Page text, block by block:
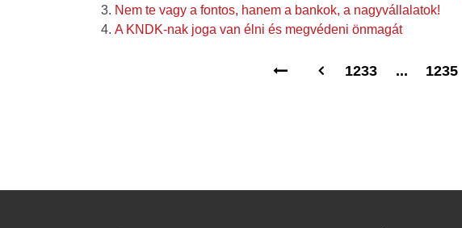
Nem te vagy a fontos, hanem a bankok, a nagyvállalatok!
A KNDK-nak joga van élni és megvédeni önmagát
1233 ... 1235